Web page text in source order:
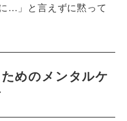
…」と言えずに黙って
めのメンタルケ